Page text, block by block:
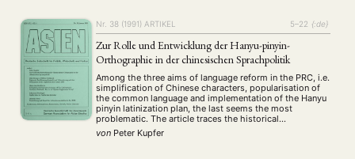
Nr. 38 (1991) ARTIKEL 5–22 {:de}
Zur Rolle und Entwicklung der Hanyu-pinyin-
Orthographie in der chinesischen Sprachpolitik
Among the three aims of language reform in the PRC, i.e.
simplification of Chinese characters, popularisation of
the common language and implementation of the Hanyu
pinyin latinization plan, the last seems the most
problematic. The article traces the historical
development of orthographical systems within phonetic
transcription plans in China and their political
von Peter Kupfer